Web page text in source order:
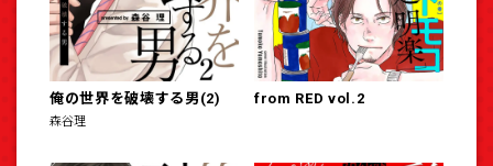
俺の世界を破壊する男(2)
森谷理
from RED vol.2